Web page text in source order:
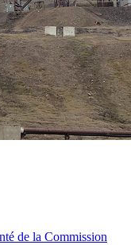
de la Commission